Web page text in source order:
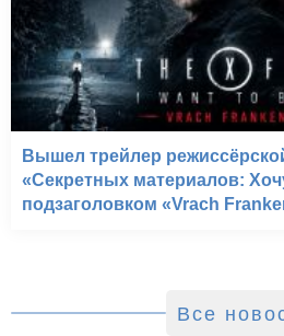
Вышел трейлер
«Секретных материалов:
подзаголовком «Vrach
Все